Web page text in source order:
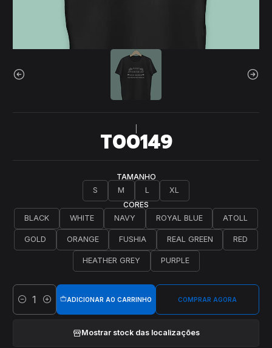
T00149
TAMANHO
S
M L
XL
CORES
BLACK
WHITE NAVY ROYAL BLUE ATOLL
GOLD ORANGE FUSHIA REAL GREEN RED
HEATHER GREY PURPLE
Quantidade
ADICIONAR AO CARRINHO COMPRAR AGORA
Mostrar stock das localizações